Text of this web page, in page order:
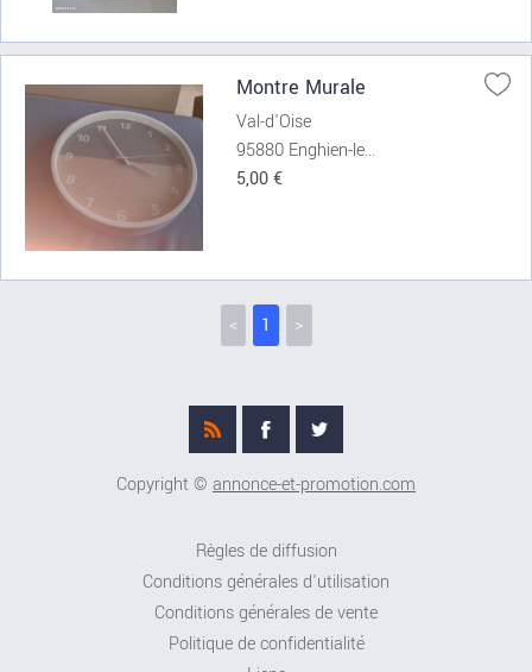
Montre Murale
Val-d'Oise
95880 Enghien-le...
5,00 €
< 1 >
Copyright © annonce-et-promotion.com
Règles de diffusion
Conditions générales d'utilisation
Conditions générales de vente
Politique de confidentialité